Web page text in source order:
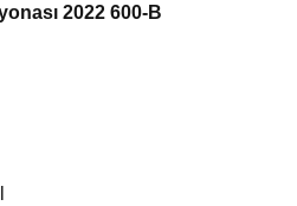
2022 600-B